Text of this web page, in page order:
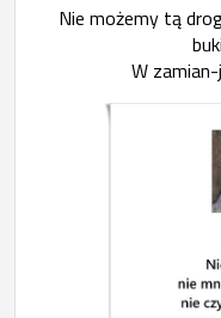
Nie możemy tą
W